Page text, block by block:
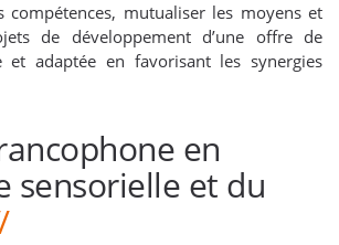
compétences, mutualiser les moyens et
de développement d’une offre de
et adaptée en favorisant les synergies
en
sensorielle et du